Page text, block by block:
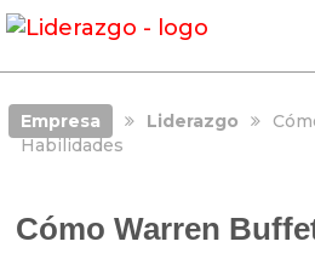
Empresa Liderazgo
Habilidades
Cómo Warren